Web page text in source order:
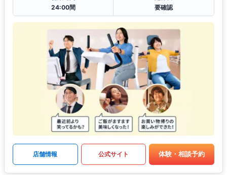
24:00間
要確認
店舗情報 公式サイト 体験・相談予約